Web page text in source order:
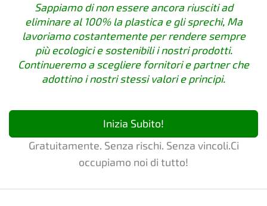
Sappiamo di non essere ancora riusciti ad
eliminare al 100% la plastica e gli sprechi, Ma
lavoriamo costantemente per rendere sempre
più ecologici e sostenibili i nostri prodotti.
Continueremo a scegliere fornitori e partner che
adottino i nostri stessi valori e principi.
Inizia Subito!
Gratuitamente. Senza rischi. Senza vincoli.Ci
occupiamo noi di tutto!